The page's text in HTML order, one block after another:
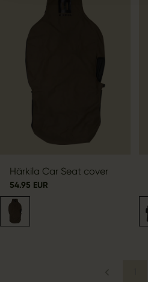
Härkila Car Seat cover
54.95 EUR